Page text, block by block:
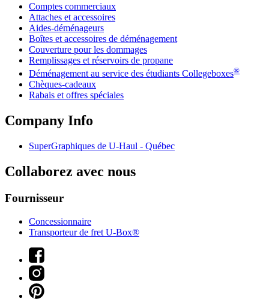
Comptes commerciaux
Attaches et accessoires
Aides-déménageurs
Boîtes et accessoires de déménagement
Couverture pour les dommages
Remplissages et réservoirs de propane
Déménagement au service des étudiants Collegeboxes®
Chèques-cadeaux
Rabais et offres spéciales
Company Info
SuperGraphiques de U-Haul - Québec
Collaborez avec nous
Fournisseur
Concessionnaire
Transporteur de fret U-Box®